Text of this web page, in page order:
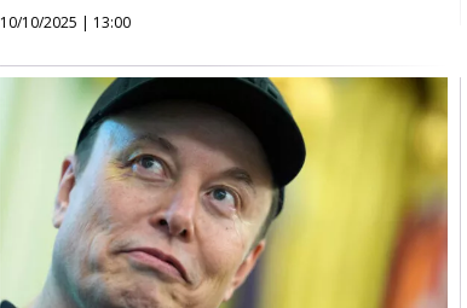
10/10/2025 | 13:00